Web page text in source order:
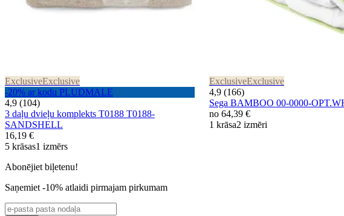
ExclusiveExclusive
-20% ar kodu PLUDMALE
4,9 (104)
3 daļu dvieļu komplekts T0188 T0188-
SANDSHELL
16,19 €
5 krāsas1 izmērs
ExclusiveExclusive
4,9 (166)
Sega BAMBOO 00-0000-
no 64,39 €
1 krāsa2 izmēri
Abonējiet biļetenu!
Saņemiet -10% atlaidi pirmajam pirkumam